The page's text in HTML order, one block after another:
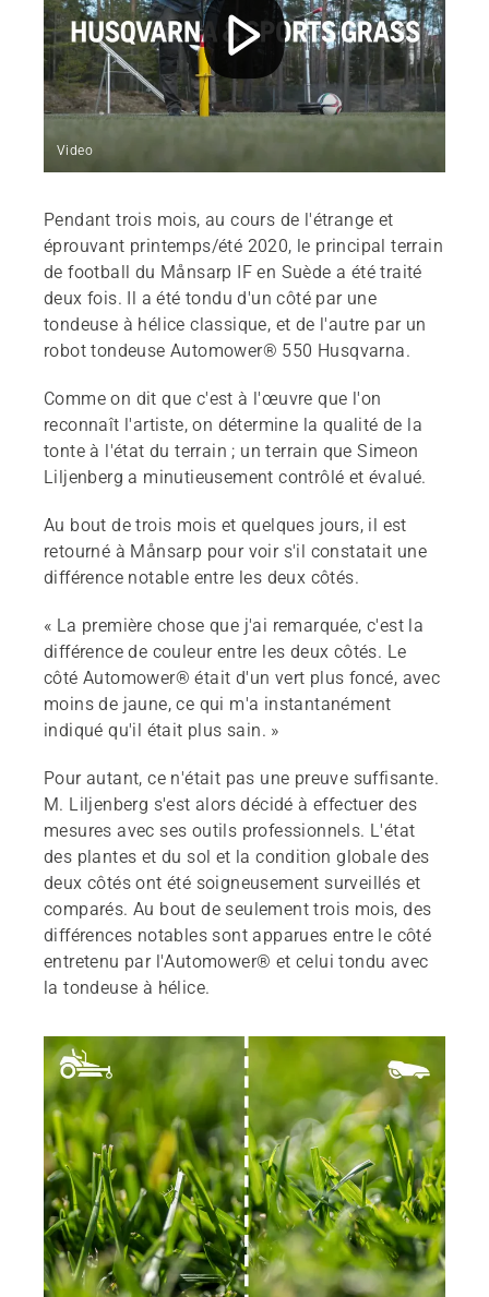
Video
Pendant trois mois, au cours de l'étrange et
éprouvant printemps/été 2020, le principal terrain
de football du Månsarp IF en Suède a été traité
deux fois. Il a été tondu d'un côté par une
tondeuse à hélice classique, et de l'autre par un
robot tondeuse Automower® 550 Husqvarna.
Comme on dit que c'est à l'œuvre que l'on
reconnaît l'artiste, on détermine la qualité de la
tonte à l'état du terrain ; un terrain que Simeon
Liljenberg a minutieusement contrôlé et évalué.
Au bout de trois mois et quelques jours, il est
retourné à Månsarp pour voir s'il constatait une
différence notable entre les deux côtés.
« La première chose que j'ai remarquée, c'est la
différence de couleur entre les deux côtés. Le
côté Automower® était d'un vert plus foncé, avec
moins de jaune, ce qui m'a instantanément
indiqué qu'il était plus sain. »
Pour autant, ce n'était pas une preuve suffisante.
M. Liljenberg s'est alors décidé à effectuer des
mesures avec ses outils professionnels. L'état
des plantes et du sol et la condition globale des
deux côtés ont été soigneusement surveillés et
comparés. Au bout de seulement trois mois, des
différences notables sont apparues entre le côté
entretenu par l'Automower® et celui tondu avec
la tondeuse à hélice.